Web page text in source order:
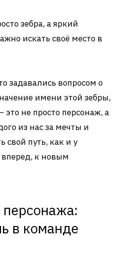
зебра, а яркий
искать своё место в
задавались вопросом о
имени этой зебры,
это не просто персонаж, а
из нас за мечты и
свой путь, как и у
вперед, к новым
в команде